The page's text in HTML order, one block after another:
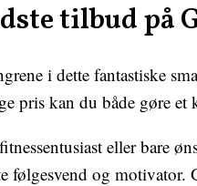
tilbud på
i dette fantastiske
pris kan du både gøre
eller bare
følgesvend og motivator.